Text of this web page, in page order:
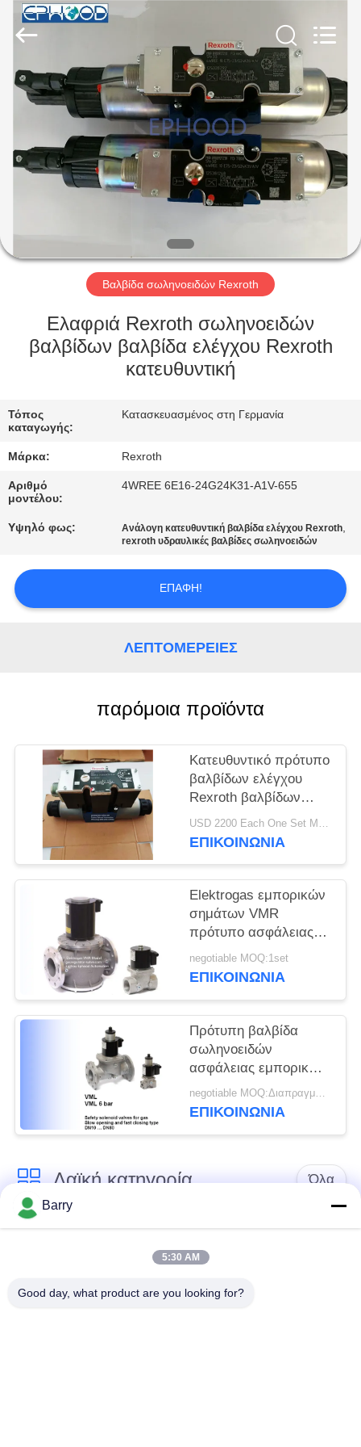
ΣΠΊΤΙ
ΠΡΟΪΌΝΤΑ
ΣΧΕΤΙΚΆ
ΕΜΆΣ
ΕΠΙΣΚΕΨΉ
ΕΡΓΟΣΤΑΣΊΟΥ
ΕΠΙΚΟΙΝΩΝΉΣΤΕ
ΜΑΣ
ΖΗΤΉΣΤΕ
ΠΡΟΣΦΟΡΆ
SITEMAP
ΠΟΛΙΤΙΚΉ
ΑΠΟΡΡΉΤΟΥ
Ephood
Automation
Equipment
Co.,
Reserved.
Βαλβίδα σωληνοειδών Rexroth
Ελαφριά Rexroth σωληνοειδών
βαλβίδων βαλβίδα ελέγχου Rexroth
κατευθυντική
Τόπος
καταγωγής:
Κατασκευασμένος στη Γερμανία
Μάρκα: Rexroth
Αριθμό
μοντέλου:
4WREE 6E16-24G24K31-A1V-655
Υψηλό φως: Ανάλογη κατευθυντική βαλβίδα ελέγχου Rexroth,
rexroth υδραυλικές βαλβίδες σωληνοειδών
ΕΠΑΦΉ!
ΛΕΠΤΟΜΈΡΕΙΕΣ
παρόμοια προϊόντα
Κατευθυντικό πρότυπο
βαλβίδων ελέγχου
Rexroth βαλβίδων
σωληνοειδών Rexroth
3DREP6C
USD 2200 Each One Set MOQ:2sets
ΕΠΙΚΟΙΝΩΝΊΑ
Elektrogas εμπορικών
σημάτων VMR
πρότυπο ασφάλειας
γρήγορο ανοίγματος
Rexroth σωληνοειδών
ενιαίο
negotiable MOQ:1set
ΕΠΙΚΟΙΝΩΝΊΑ
Πρότυπη βαλβίδα
σωληνοειδών
ασφάλειας εμπορικών
σημάτων VML
Elektrogas DN10 στο
negotiable MOQ:Διαπραγματεύσιμος
ΕΠΙΚΟΙΝΩΝΊΑ
Λαϊκή κατηγορία Όλα
Ρυθμιστής πίεσης
Ρυθμιστής αερίου του
Φίσερ
Διαφορική συσκευή
Barry
5:30 AM
Good day, what product are you looking for?